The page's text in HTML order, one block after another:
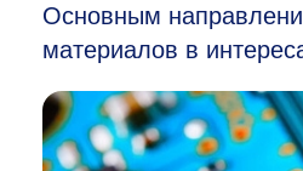
Основным
материалов в